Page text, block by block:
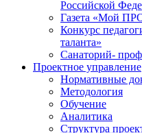
Российской
Газета «Мой
Конкурс
таланта»
Санаторий-
Проектное управление
Нормативные
Методология
Обучение
Аналитика
Структура